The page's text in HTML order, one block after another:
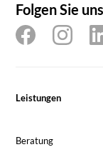
Folgen Sie uns
Leistungen
Beratung